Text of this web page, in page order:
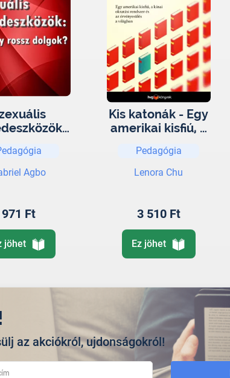
Agbo
971 Ft
jöhet
Kis katonák - Egy
amerikai kisfiú, a
rendszer és az
érvényesülés a
Pedagógia
Lenora Chu
3 510 Ft
Ez jöhet
az akciókról, ujdonságokról!